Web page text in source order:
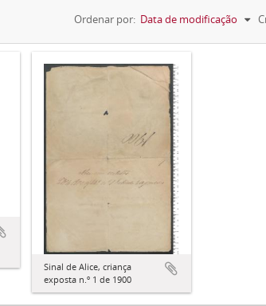
Ordenar por: Data de modificação
Sinal de Alice, criança
exposta n.º 1 de 1900